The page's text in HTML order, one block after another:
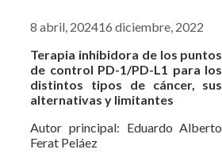
8 abril, 202416 diciembre, 2022
Terapia inhibidora de los puntos
de control PD-1/PD-L1 para los
distintos tipos de cáncer, sus
alternativas y limitantes
Autor principal: Eduardo Alberto
Ferat Peláez